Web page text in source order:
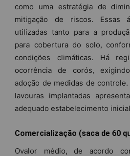
como uma estratégia de
mitigação de riscos. Essas
utilizadas tanto para a
para cobertura do solo,
condições climáticas. Há
ocorrência de corós,
adoção de medidas de
lavouras implantadas
adequado estabelecimento
Comercialização (saca de 60
Ovalor médio, de acordo